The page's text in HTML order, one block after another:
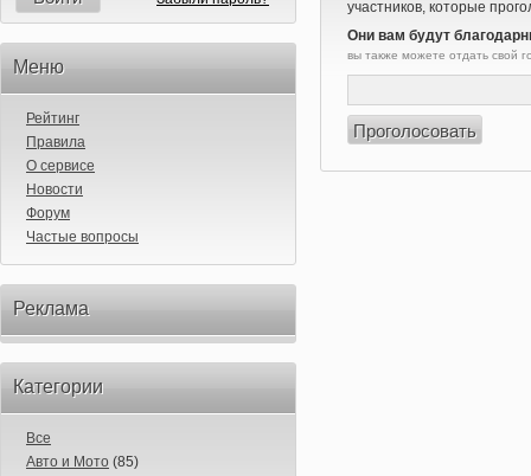
Меню
Рейтинг
Правила
О сервисе
Новости
Форум
Частые вопросы
Реклама
Категории
Все
Авто и Мото (85)
участников, которые
Они вам будут
вы также можете отдать свой